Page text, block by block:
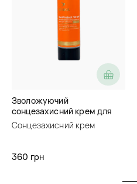
Зволожуючий
сонцезахисний крем для
обличчя Soika SunProtect
50 SPF
Сонцезахисний крем
360 грн